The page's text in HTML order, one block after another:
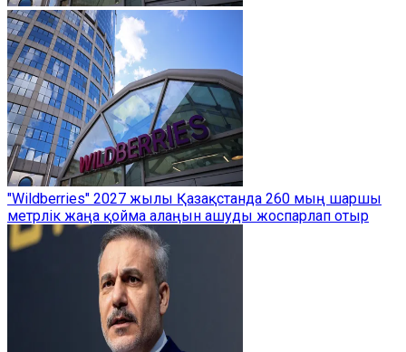
"Wildberries" 2027 жылы Қазақстанда 260 мың шаршы
метрлік жаңа қойма алаңын ашуды жоспарлап отыр